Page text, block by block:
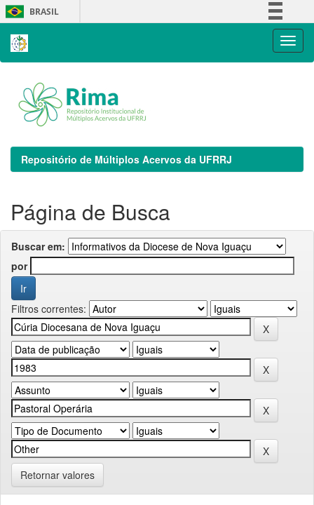
Skip
navigation
BRASIL
Repositório de Múltiplos Acervos da UFRRJ
Página de Busca
Buscar em:
por
Filtros correntes:
Retornar valores